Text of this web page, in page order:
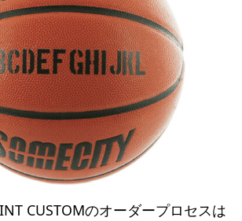
CUSTOMのオーダープロセスは